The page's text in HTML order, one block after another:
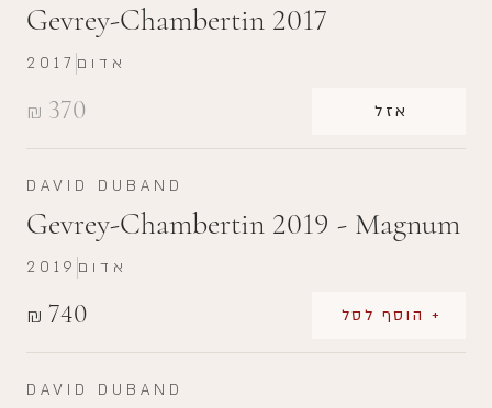
Gevrey-Chambertin 2017
₪ 370 אזל
2017 אדום
DAVID DUBAND
Gevrey-Chambertin 2019 - Magnum
₪ 740 + הוסף לסל
2019 אדום
DAVID DUBAND